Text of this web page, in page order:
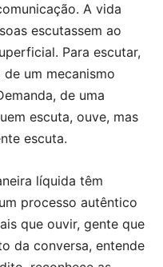
A vida
escutassem ao
Para escutar,
um mecanismo
de uma
escuta, ouve, mas
escuta.
líquida têm
processo autêntico
que ouvir, gente que
da conversa, entende